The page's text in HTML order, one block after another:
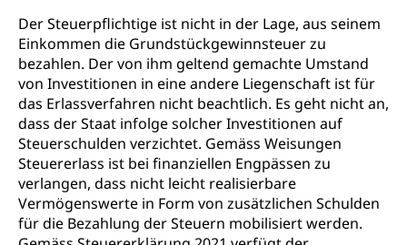
Der Steuerpflichtige ist nicht in der Lage, aus seinem
Einkommen die Grundstückgewinnsteuer zu
bezahlen. Der von ihm geltend gemachte Umstand
von Investitionen in eine andere Liegenschaft ist für
das Erlassverfahren nicht beachtlich. Es geht nicht an,
dass der Staat infolge solcher Investitionen auf
Steuerschulden verzichtet. Gemäss Weisungen
Steuererlass ist bei finanziellen Engpässen zu
verlangen, dass nicht leicht realisierbare
Vermögenswerte in Form von zusätzlichen Schulden
für die Bezahlung der Steuern mobilisiert werden.